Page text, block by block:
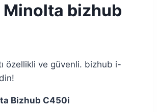
Minolta bizhub
özellikli ve güvenli. bizhub i-
Bizhub C450i